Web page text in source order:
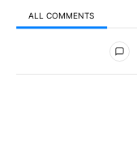
ALL COMMENTS
All Comments